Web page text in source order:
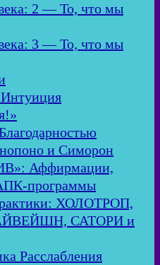
2 — То, что мы
3 — То, что мы
и Симорон
Аффирмации,
программы
ХОЛОТРОП,
САТОРИ и
Расслабления